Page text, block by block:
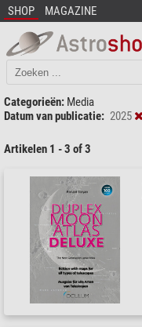
SHOP MAGAZINE
Categorieën: Media
Datum van publicatie: 2025
Artikelen 1 - 3 of 3